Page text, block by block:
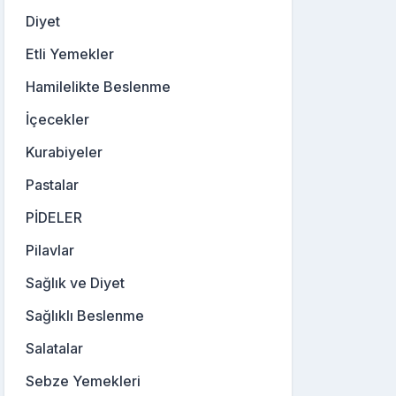
Diyet
Etli Yemekler
Hamilelikte Beslenme
İçecekler
Kurabiyeler
Pastalar
PİDELER
Pilavlar
Sağlık ve Diyet
Sağlıklı Beslenme
Salatalar
Sebze Yemekleri